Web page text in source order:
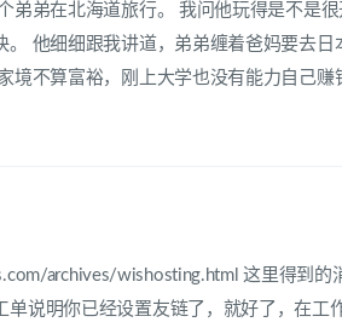
弟弟在北海道旅行。 我问他玩得是不是
。 他细细跟我讲道，弟弟缠着爸妈要去
境不算富裕，刚上大学也没有能力自己赚
archives/wishosting.html 这里得到的
单说明你已经设置友链了，就好了，在工